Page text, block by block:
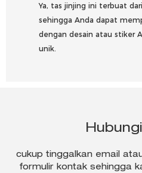
Ya, tas jinjing ini terbuat
sehingga Anda dapat
dengan desain atau stiker
unik.
cukup tinggalkan email
formulir kontak sehingga